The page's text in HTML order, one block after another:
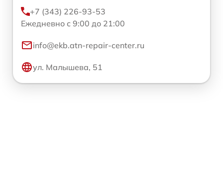
+7 (343) 226-93-53
Ежедневно с 9:00 до 21:00
info@ekb.atn-repair-center.ru
ул. Малышева, 51